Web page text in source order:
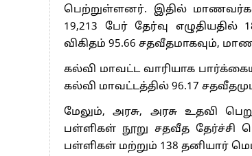
பெற்றுள்ளனர். இதில் மாணவர்கள்
19,213 பேர் தேர்வு
விகிதம் 95.66 சதவீதமாகவும்,
கல்வி மாவட்ட வாரியாக
கல்வி மாவட்டத்தில் 96.17
மேலும், அரசு, அரசு உதவி
பள்ளிகள் நூறு சதவீத தேர்ச்சி
பள்ளிகள் மற்றும் 138 தனியார்